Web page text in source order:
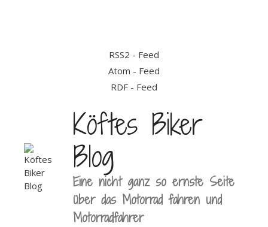
RSS2 - Feed
Atom - Feed
RDF - Feed
Köftes Biker
Blog
Eine nicht ganz so ernste Seite
über das Motorrad fahren und
Motorradfahrer